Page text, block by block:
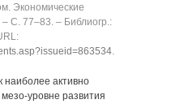
Экономические
C. 77‒83. ‒ Библиогр.:
.
наиболее активно
уровне развития